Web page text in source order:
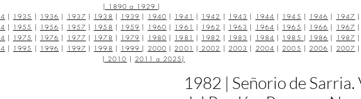
| 1890 a 1929 |
| 1935 | 1936 | 1937 | 1938 | 1939 | 1940 | 1941 | 1942 | 1943 | 1944 | 1945 | 1946 | 1947 |
| 1955 | 1956 | 1957 | 1958 | 1959 | 1960 | 1961 | 1962 | 1963 | 1964 | 1965 | 1966 | 1967 |
| 1975 | 1976 | 1977 | 1978 | 1979 | 1980 | 1981 | 1982 | 1983 | 1984 | 1985 | 1986 | 1987 |
| 1995 | 1996 | 1997 | 1998 | 1999 | 2000 | 2001 | 2002 | 2003 | 2004 | 2005 | 2006 | 2007 |
| 2010 | 2011 a 2025 |
1982 | Señorio de Sarria.